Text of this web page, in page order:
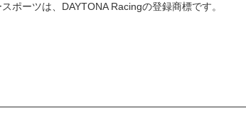
ポーツは、DAYTONA Racingの登録商標です。